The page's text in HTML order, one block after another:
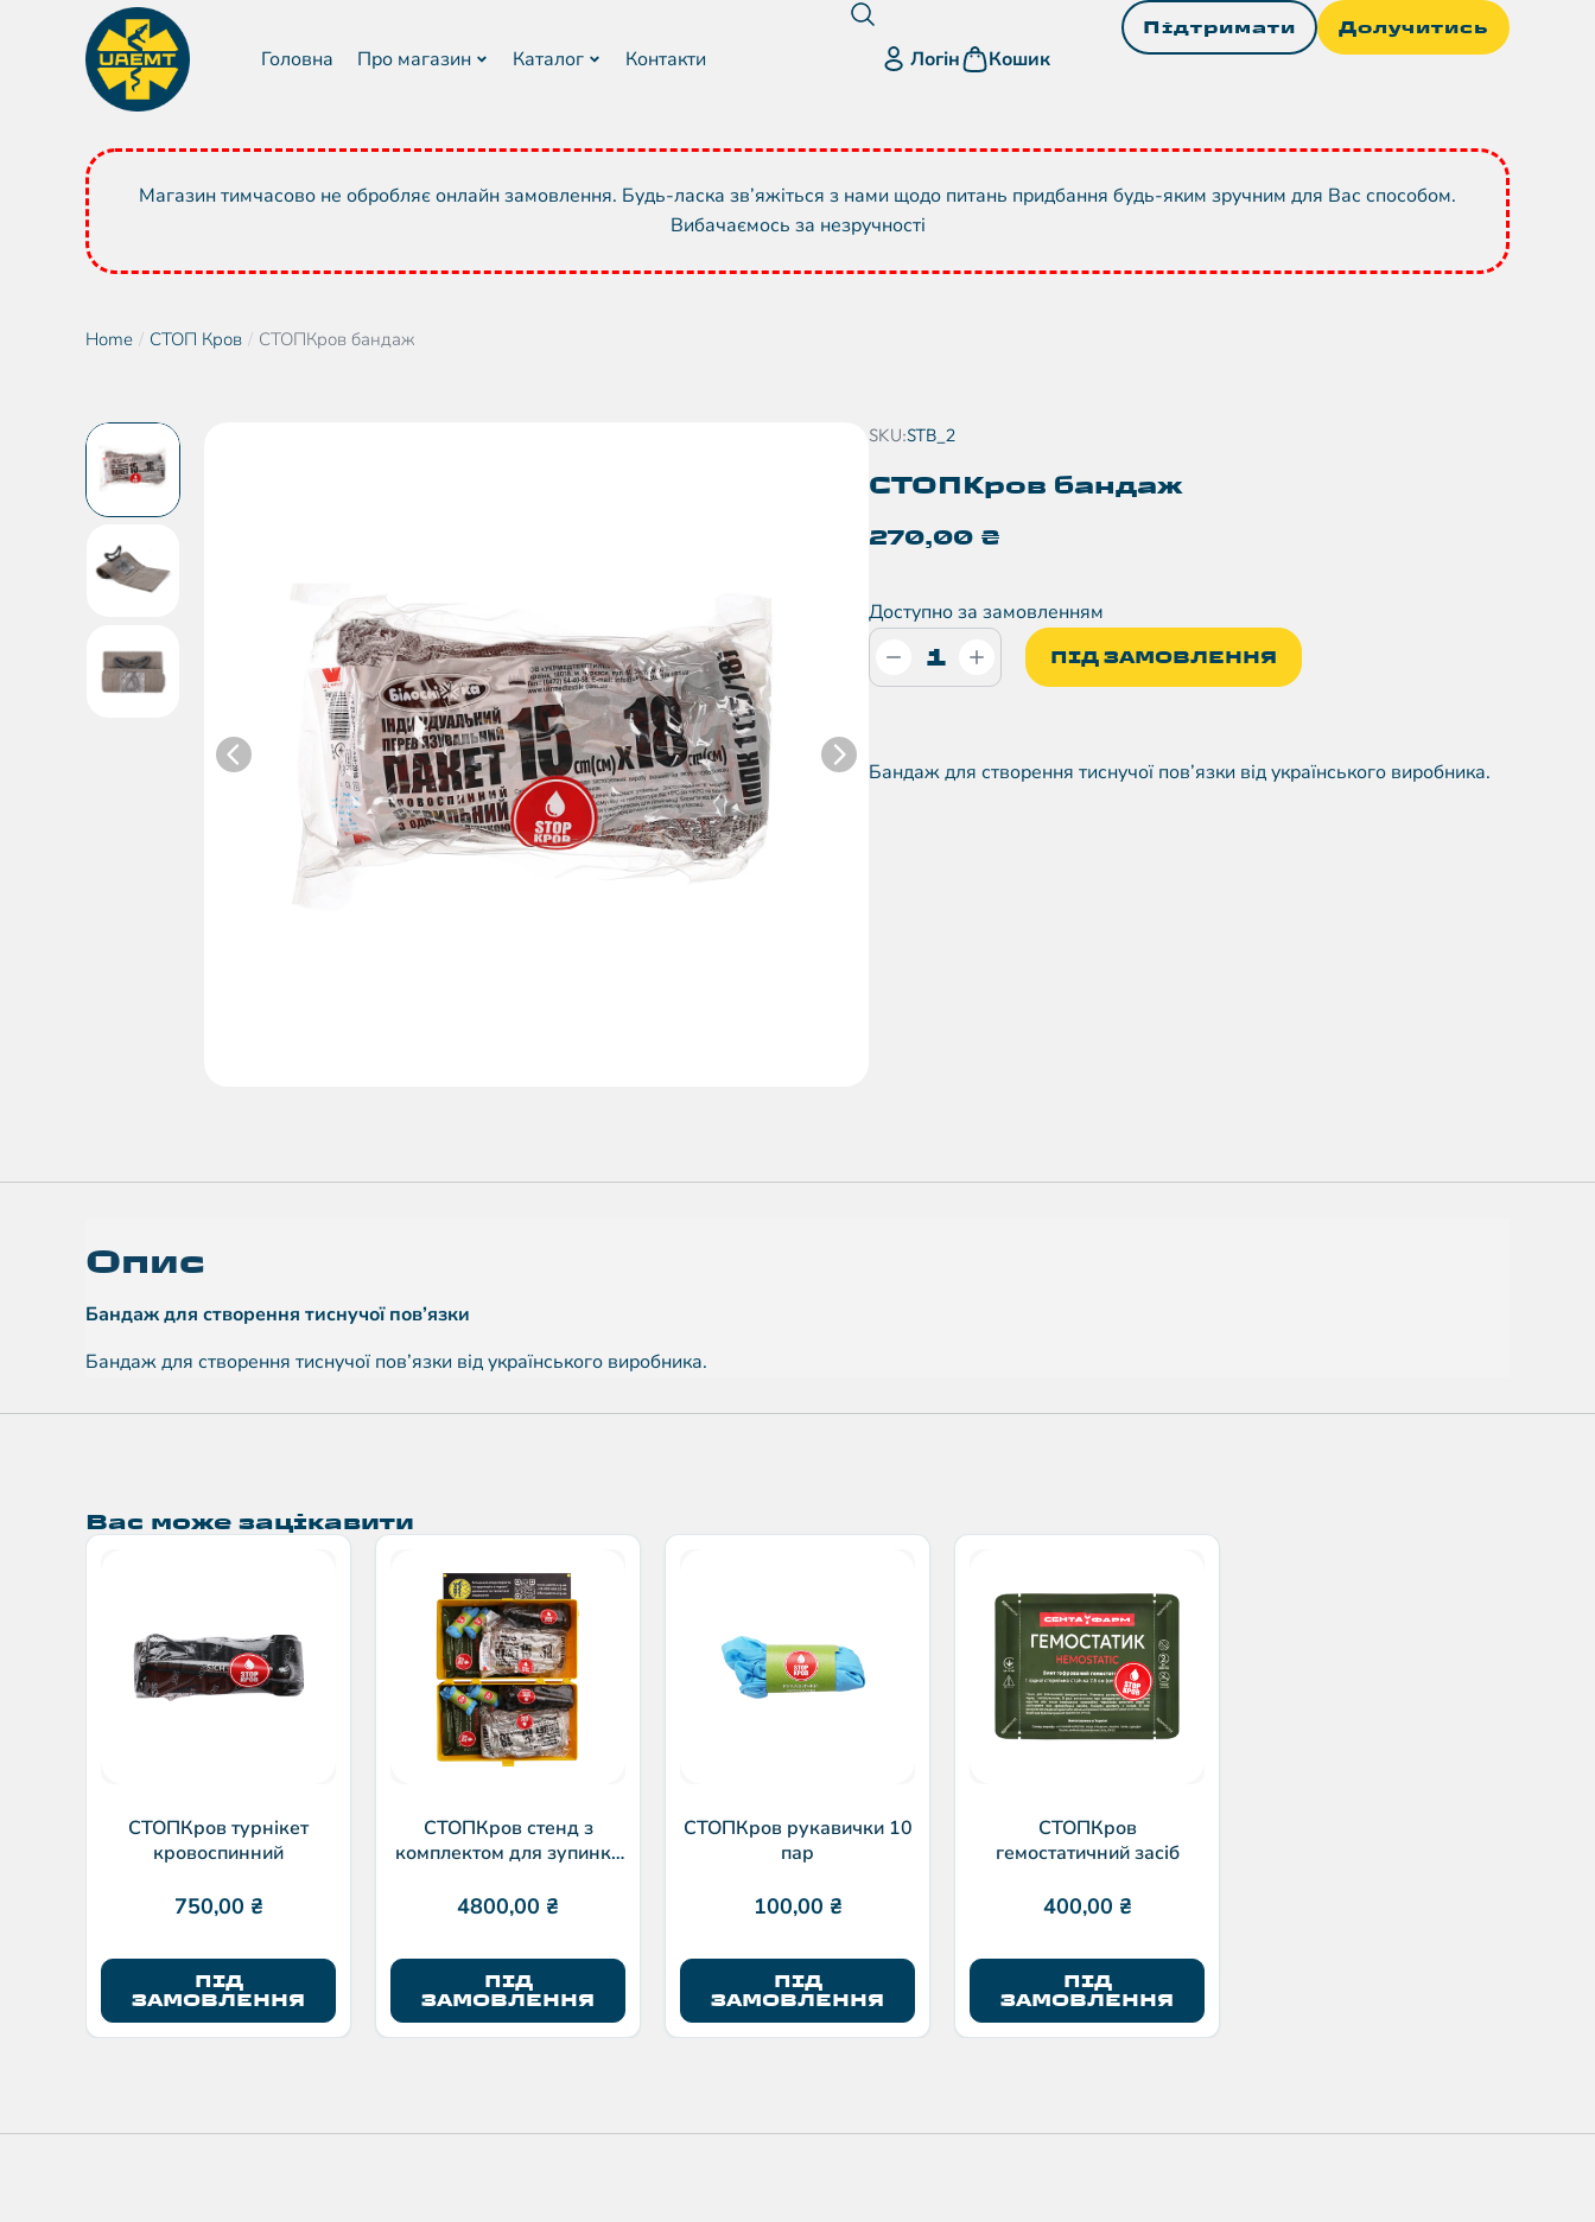
Головна Про магазин Каталог Контакти Логін Кошик
Підтримати Долучитись
Магазин тимчасово не обробляє онлайн замовлення. Будь-ласка зв’яжіться з нами щодо питань придбання будь-яким зручним для Вас способом.
Вибачаємось за незручності
You are here:
Home СТОП Кров СТОПКров бандаж
SKU:STB_2
СТОПКров бандаж
270,00 ₴
Доступно за замовленням
ПІД ЗАМОВЛЕННЯ
Бандаж для створення тиснучої пов’язки від українського виробника.
Опис
Бандаж для створення тиснучої пов’язки
Бандаж для створення тиснучої пов’язки від українського виробника.
Вас може зацікавити
СТОПКров турнікет
кровоспинний
750,00 ₴
ПІД
ЗАМОВЛЕННЯ
СТОПКров стенд з
комплектом для зупинки
4800,00 ₴
ПІД
ЗАМОВЛЕННЯ
СТОПКров рукавички 10
пар
100,00 ₴
ПІД
ЗАМОВЛЕННЯ
СТОПКров
гемостатичний засіб
400,00 ₴
ПІД
ЗАМОВЛЕННЯ